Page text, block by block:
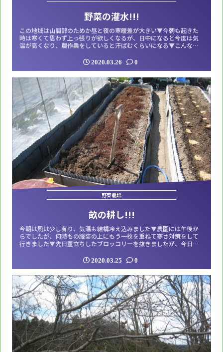
野菜の灌水!!!
この地域は山間部のためか昼と夜の寒暖差が大きい▼今朝も起きた
時は寒くて思わず上っ張りが欲しくなるが、日中になると今度は気
温が高くなり、農作業をしていると汗ばむくらいになる▼こんな環
意外と病弱なのが情けない▼病弱と云えば、腰がまだシャキッと治
りきらないので今日は畑は止めようと思ったが、ダイコンとニンジ
2020.03.26 0
野菜栽培
畝の耕し!!!
今朝は風は少し有り、気温も結構冷え込みました▼農園には午後か
らでしたが、何時もの服装の上にもう一枚を重ねて寒さ対策をして
行きました▼先日董立ちしたブロッコリーを抜きましたが、今日は
ら耕しはスタートです。今の段階はまだ荒起こし程度の耕しとし、
少し日光消毒させます。シャベルで掘り返して、耕しが終わる頃に
は風も無くなり、気温も上がって来たので上...
2020.03.25 0